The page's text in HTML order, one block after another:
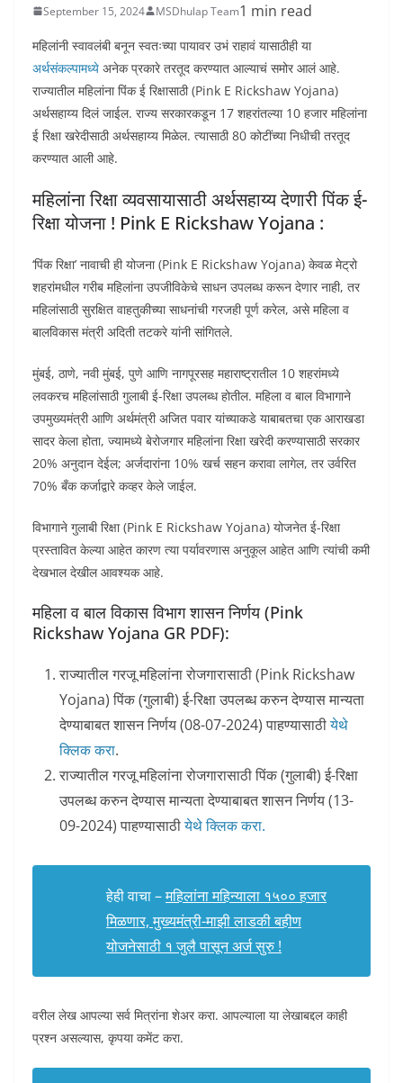
September 15, 2024 MSDhulap Team1 min read
महिलांनी स्वावलंबी बनून स्वतःच्या पायावर उभं राहावं यासाठीही या
अर्थसंकल्पामध्ये अनेक प्रकारे तरतूद करण्यात आल्याचं समोर आलं आहे.
राज्यातील महिलांना पिंक ई रिक्षासाठी (Pink E Rickshaw Yojana)
अर्थसहाय्य दिलं जाईल. राज्य सरकारकडून 17 शहरांतल्या 10 हजार महिलांना
ई रिक्षा खरेदीसाठी अर्थसहाय्य मिळेल. त्यासाठी 80 कोटींच्या निधीची तरतूद
करण्यात आली आहे.
महिलांना रिक्षा व्यवसायासाठी अर्थसहाय्य देणारी पिंक ई-
रिक्षा योजना ! Pink E Rickshaw Yojana :
‘पिंक रिक्षा’ नावाची ही योजना (Pink E Rickshaw Yojana) केवळ मेट्रो
शहरांमधील गरीब महिलांना उपजीविकेचे साधन उपलब्ध करून देणार नाही, तर
महिलांसाठी सुरक्षित वाहतुकीच्या साधनांची गरजही पूर्ण करेल, असे महिला व
बालविकास मंत्री अदिती तटकरे यांनी सांगितले.
मुंबई, ठाणे, नवी मुंबई, पुणे आणि नागपूरसह महाराष्ट्रातील 10 शहरांमध्ये
लवकरच महिलांसाठी गुलाबी ई-रिक्षा उपलब्ध होतील. महिला व बाल विभागाने
उपमुख्यमंत्री आणि अर्थमंत्री अजित पवार यांच्याकडे याबाबतचा एक आराखडा
सादर केला होता, ज्यामध्ये बेरोजगार महिलांना रिक्षा खरेदी करण्यासाठी सरकार
20% अनुदान देईल; अर्जदारांना 10% खर्च सहन करावा लागेल, तर उर्वरित
70% बँक कर्जाद्वारे कव्हर केले जाईल.
विभागाने गुलाबी रिक्षा (Pink E Rickshaw Yojana) योजनेत ई-रिक्षा
प्रस्तावित केल्या आहेत कारण त्या पर्यावरणास अनुकूल आहेत आणि त्यांची कमी
देखभाल देखील आवश्यक आहे.
महिला व बाल विकास विभाग शासन निर्णय (Pink
Rickshaw Yojana GR PDF):
राज्यातील गरजू महिलांना रोजगारासाठी (Pink Rickshaw
Yojana) पिंक (गुलाबी) ई-रिक्षा उपलब्ध करुन देण्यास मान्यता
देण्याबाबत शासन निर्णय (08-07-2024) पाहण्यासाठीयेथे
क्लिक करा.
राज्यातील गरजू महिलांना रोजगारासाठी पिंक (गुलाबी) ई-रिक्षा
उपलब्ध करुन देण्यास मान्यता देण्याबाबत शासन निर्णय (13-
09-2024) पाहण्यासाठीयेथे क्लिक करा.
हेही वाचा –महिलांना महिन्याला १५०० हजार
मिळणार, मुख्यमंत्री-माझी लाडकी बहीण
योजनेसाठी १ जुलै पासून अर्ज सुरु !
वरील लेख आपल्या सर्व मित्रांना शेअर करा. आपल्याला या लेखाबद्दल काही
प्रश्न असल्यास, कृपया कमेंट करा.